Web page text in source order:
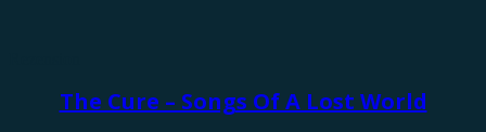
The Cure – Songs Of A Lost World